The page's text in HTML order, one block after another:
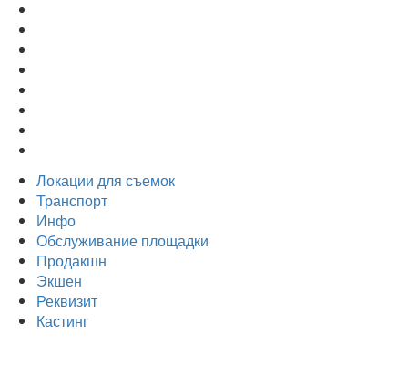
Локации для съемок
Транспорт
Инфо
Обслуживание площадки
Продакшн
Экшен
Реквизит
Кастинг